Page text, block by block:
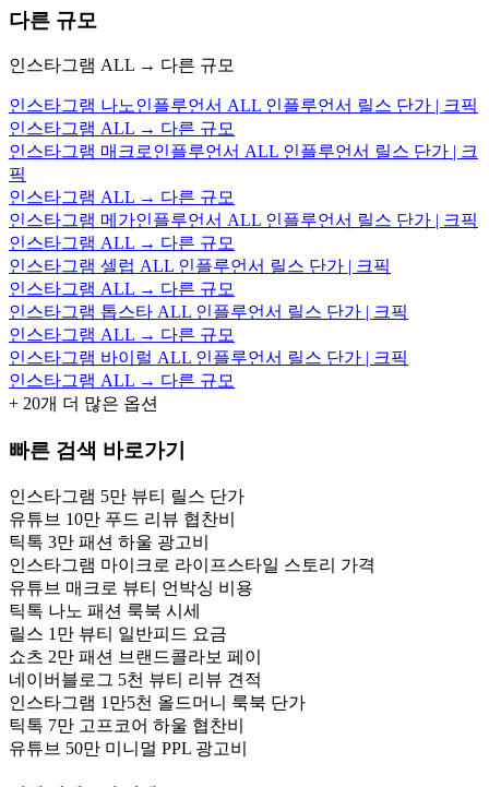
다른 규모
인스타그램 ALL → 다른 규모
인스타그램 나노인플루언서 ALL 인플루언서 릴스 단가 | 크픽
인스타그램 ALL → 다른 규모
인스타그램 매크로인플루언서 ALL 인플루언서 릴스 단가 | 크
픽
인스타그램 ALL → 다른 규모
인스타그램 메가인플루언서 ALL 인플루언서 릴스 단가 | 크픽
인스타그램 ALL → 다른 규모
인스타그램 셀럽 ALL 인플루언서 릴스 단가 | 크픽
인스타그램 ALL → 다른 규모
인스타그램 톱스타 ALL 인플루언서 릴스 단가 | 크픽
인스타그램 ALL → 다른 규모
인스타그램 바이럴 ALL 인플루언서 릴스 단가 | 크픽
인스타그램 ALL → 다른 규모
+ 20개 더 많은 옵션
빠른 검색 바로가기
인스타그램 5만 뷰티 릴스 단가
유튜브 10만 푸드 리뷰 협찬비
틱톡 3만 패션 하울 광고비
인스타그램 마이크로 라이프스타일 스토리 가격
유튜브 매크로 뷰티 언박싱 비용
틱톡 나노 패션 룩북 시세
릴스 1만 뷰티 일반피드 요금
쇼츠 2만 패션 브랜드콜라보 페이
네이버블로그 5천 뷰티 리뷰 견적
인스타그램 1만5천 올드머니 룩북 단가
틱톡 7만 고프코어 하울 협찬비
유튜브 50만 미니멀 PPL 광고비